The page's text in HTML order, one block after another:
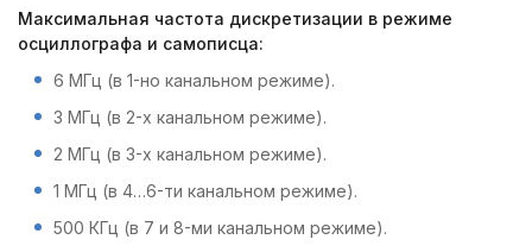
Максимальная частота дискретизации в режиме
осциллографа и самописца:
6 МГц (в 1-но канальном режиме).
3 МГц (в 2-х канальном режиме).
2 МГц (в 3-х канальном режиме).
1 МГц (в 4…6-ти канальном режиме).
500 КГц (в 7 и 8-ми канальном режиме).